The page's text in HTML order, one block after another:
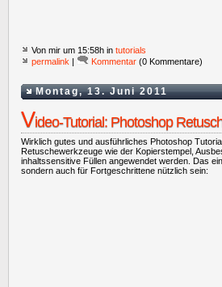
Von mir um 15:58h in tutorials
permalink | Kommentar (0 Kommentare)
Montag, 13. Juni 2011
Video-Tutorial: Photoshop
Wirklich gutes und ausführliches Photoshop
Retuschewerkzeuge wie der Kopierstempel,
inhaltssensitive Füllen angewendet werden. Das
sondern auch für Fortgeschrittene nützlich sein: